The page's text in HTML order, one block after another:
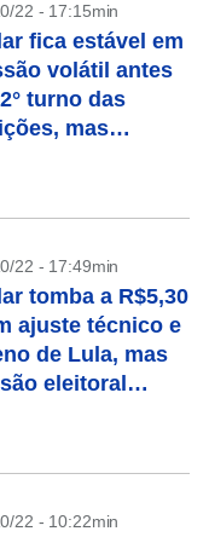
22 - 17:15min
fica estável em
volátil antes
turno das
mas
22 - 17:49min
tomba a R$5,30
ajuste técnico e
de Lula, mas
eleitoral
22 - 10:22min